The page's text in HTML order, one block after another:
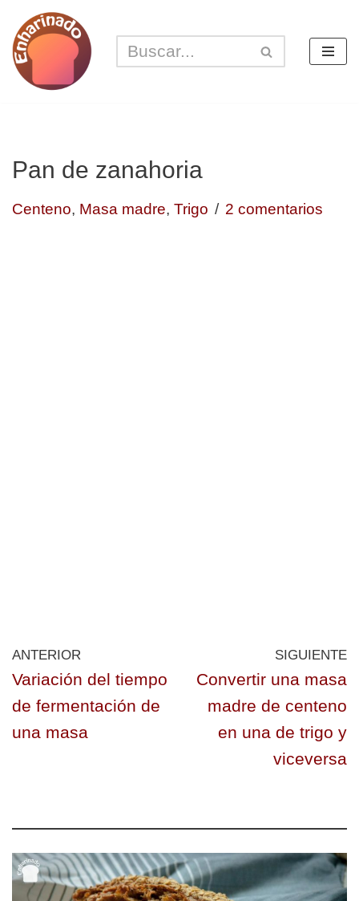
Saltar
al
Pan de zanahoria
Centeno, Masa madre, Trigo 2 comentarios
ANTERIOR
Variación del tiempo
de fermentación de
una masa
SIGUIENTE
Convertir una masa
madre de centeno
en una de trigo y
viceversa